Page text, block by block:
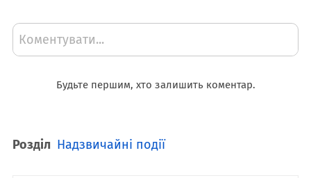
Коментувати...
Будьте першим, хто залишить коментар.
Розділ Надзвичайні події